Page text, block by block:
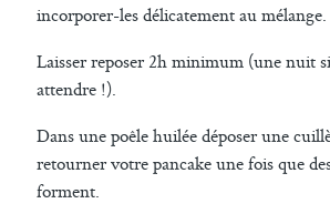
incorporer-les délicatement au mélange.
Laisser reposer 2h minimum (une nuit
attendre !).
Dans une poêle huilée déposer une
retourner votre pancake une fois que
forment.